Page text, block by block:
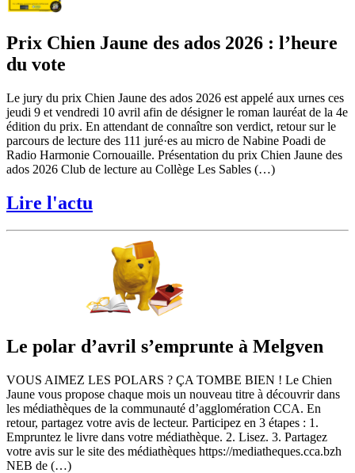
Prix Chien Jaune des ados 2026 : l’heure
du vote
Le jury du prix Chien Jaune des ados 2026 est appelé aux urnes ces
jeudi 9 et vendredi 10 avril afin de désigner le roman lauréat de la 4e
édition du prix. En attendant de connaître son verdict, retour sur le
parcours de lecture des 111 juré·es au micro de Nabine Poadi de
Radio Harmonie Cornouaille. Présentation du prix Chien Jaune des
ados 2026 Club de lecture au Collège Les Sables (…)
Lire l'actu
Le polar d’avril s’emprunte à Melgven
VOUS AIMEZ LES POLARS ? ÇA TOMBE BIEN ! Le Chien
Jaune vous propose chaque mois un nouveau titre à découvrir dans
les médiathèques de la communauté d’agglomération CCA. En
retour, partagez votre avis de lecteur. Participez en 3 étapes : 1.
Empruntez le livre dans votre médiathèque. 2. Lisez. 3. Partagez
votre avis sur le site des médiathèques https://mediatheques.cca.bzh
NEB de (…)